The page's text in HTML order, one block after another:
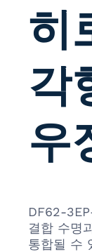
히
각
우
DF62-
결합 수명
통합될 수